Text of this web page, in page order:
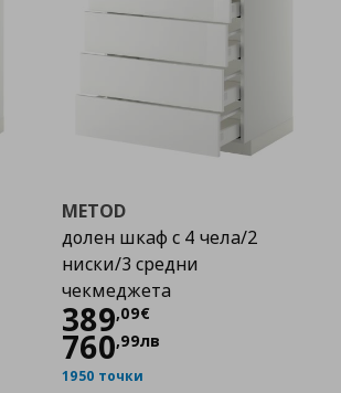
METOD
долен шкаф с 4 чела/2
ниски/3 средни
чекмеджета
389,09€
Цена389,09 €
760,99лв
1950 точки